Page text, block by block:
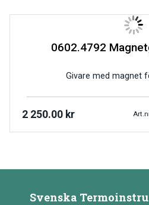
0602.4792
Givare med magnet
2 250.00 kr
Svenska